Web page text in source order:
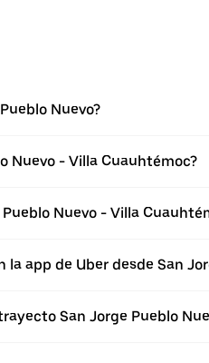
Nuevo?
Nuevo - Villa Cuauhtémoc?
Nuevo - Villa
app de Uber desde San
San Jorge Pueblo